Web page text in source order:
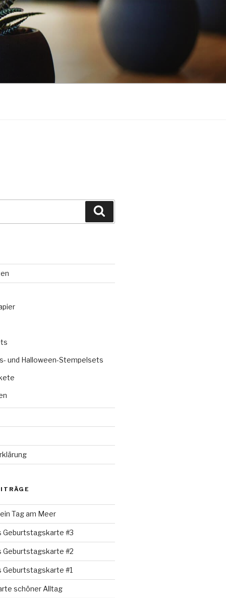
und Halloween-Stempelsets
Tag am Meer
Geburtstagskarte #3
Geburtstagskarte #2
Geburtstagskarte #1
schöner Alltag